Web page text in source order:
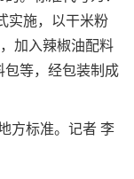
实施，以干米粉
加入辣椒油配料
包等，经包装制成
标准。记者 李